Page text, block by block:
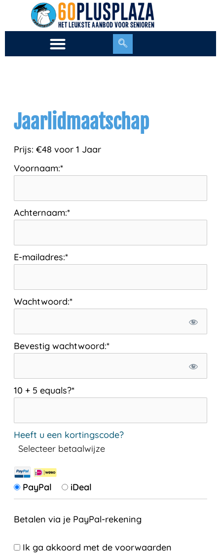
de
Jaarlidmaatschap
Prijs: €48 voor 1 Jaar
Voornaam:*
Achternaam:*
E-mailadres:*
Wachtwoord:*
Bevestig wachtwoord:*
10 + 5 equals?*
Heeft u een kortingscode?
Selecteer betaalwijze
PayPal iDeal
Betalen via je PayPal-rekening
Ik ga akkoord met de voorwaarden